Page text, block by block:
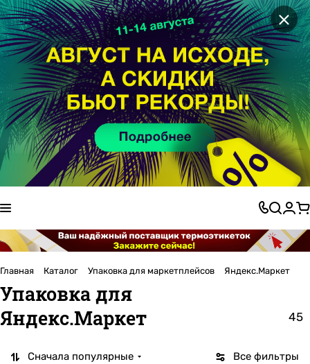
×
Главная Каталог Упаковка для маркетплейсов Яндекс.Маркет
Упаковка для
Яндекс.Маркет
45
Все фильтры
Сначала популярные